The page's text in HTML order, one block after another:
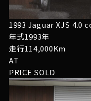
1993 Jaguar XJS 4.0
年式1993年
走行114,000Km
AT
PRICE SOLD